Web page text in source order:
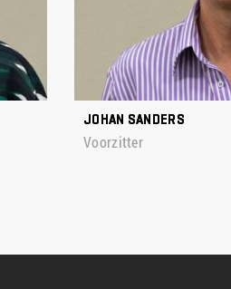
JOHAN SANDERS
Voorzitter